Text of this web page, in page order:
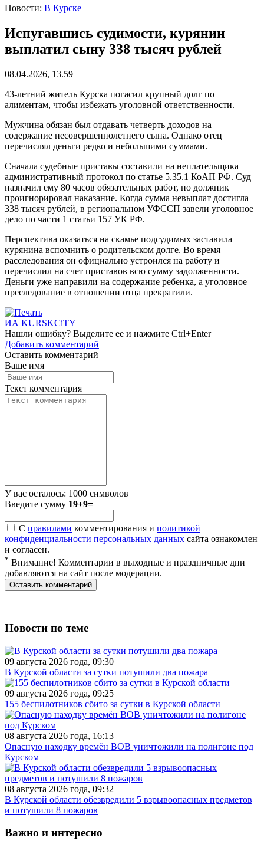
Новости: В Курске
Испугавшись судимости, курянин
выплатил сыну 338 тысяч рублей
08.04.2026, 13.59
43-летний житель Курска погасил крупный долг по
алиментам, чтобы избежать уголовной ответственности.
Мужчина обязан был отдавать четверть доходов на
содержание несовершеннолетнего сына. Однако отец
перечислял деньги редко и небольшими суммами.
Сначала судебные приставы составили на неплательщика
административный протокол по статье 5.35.1 КоАП РФ. Суд
назначил ему 80 часов обязательных работ, но должник
проигнорировал наказание. Когда сумма невыплат достигла
338 тысяч рублей, в региональном УФССП завели уголовное
дело по части 1 статьи 157 УК РФ.
Перспектива оказаться на скамье подсудимых заставила
курянина вспомнить о родительском долге. Во время
расследования он официально устроился на работу и
перечислил на счет приставов всю сумму задолженности.
Деньги уже направили на содержание ребенка, а уголовное
преследование в отношении отца прекратили.
ИА KURSKCiTY
Нашли ошибку? Выделите ее и нажмите Ctrl+Enter
Добавить комментарий
Оставить комментарий
Ваше имя
Текст комментария
У вас осталось: 1000 символов
Введите сумму 19+9=
С правилами комментирования и политикой
конфиденциальности персональных данных сайта ознакомлен
и согласен.
* Внимание! Комментарии в выходные и праздничные дни
добавляются на сайт после модерации.
Новости по теме
09 августа 2026 года, 09:30
В Курской области за сутки потушили два пожара
09 августа 2026 года, 09:25
155 беспилотников сбито за сутки в Курской области
08 августа 2026 года, 16:13
Опасную находку времён ВОВ уничтожили на полигоне под
Курском
08 августа 2026 года, 09:32
В Курской области обезвредили 5 взрывоопасных предметов
и потушили 8 пожаров
Важно и интересно